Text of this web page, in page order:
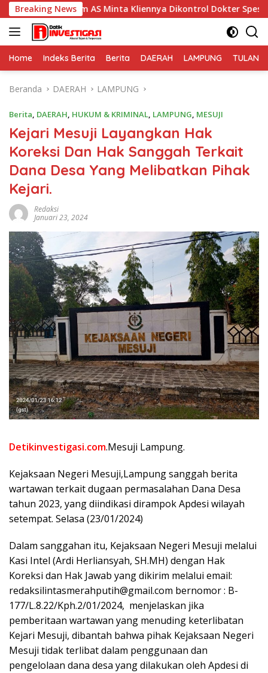
Langsung
ke
konten
Breaking News
AS Minta Kliennya Dikontrol Dokter Spesialis Kejiwaan
Home Indeks Berita Berita DAERAH LAMPUNG TULANG
Beranda DAERAH LAMPUNG
Berita, DAERAH, HUKUM & KRIMINAL, LAMPUNG, MESUJI
Kejari Mesuji Layangkan Hak
Koreksi Dan Hak Sanggah Terkait
Dana Desa Yang Melibatkan Pihak
Kejari.
Redaksi
Januari 23, 2024
Detikinvestigasi.com.Mesuji Lampung.
Kejaksaan Negeri Mesuji,Lampung sanggah berita
wartawan terkait dugaan permasalahan Dana Desa
tahun 2023, yang diindikasi dirampok Apdesi wilayah
setempat. Selasa (23/01/2024)
Dalam sanggahan itu, Kejaksaan Negeri Mesuji melalui
Kasi Intel (Ardi Herliansyah, SH.MH) dengan Hak
Koreksi dan Hak Jawab yang dikirim melalui email:
redaksilintasmerahputih@gmail.com bernomor : B-
177/L.8.22/Kph.2/01/2024, menjelaskan jika
pemberitaan wartawan yang menuding keterlibatan
Kejari Mesuji, dibantah bahwa pihak Kejaksaan Negeri
Mesuji tidak terlibat dalam penggunaan dan
pengelolaan dana desa yang dilakukan oleh Apdesi di